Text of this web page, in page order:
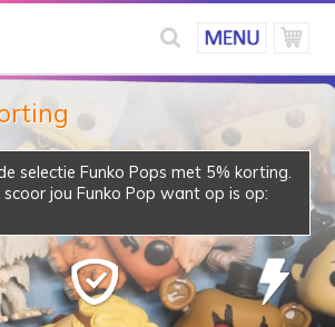
selectie Funko Pops met 5% korting.
scoor jou Funko Pop want op is op: